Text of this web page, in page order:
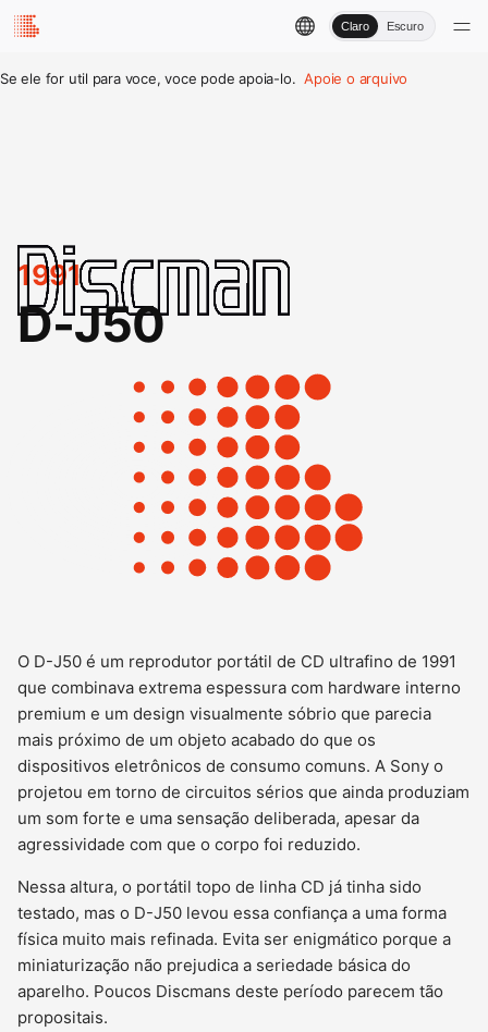
Claro Escuro
Se ele for util para voce, voce pode apoia-lo. Apoie o arquivo
1991
D-J50
O D-J50 é um reprodutor portátil de CD ultrafino de 1991
que combinava extrema espessura com hardware interno
premium e um design visualmente sóbrio que parecia
mais próximo de um objeto acabado do que os
dispositivos eletrônicos de consumo comuns. A Sony o
projetou em torno de circuitos sérios que ainda produziam
um som forte e uma sensação deliberada, apesar da
agressividade com que o corpo foi reduzido.
Nessa altura, o portátil topo de linha CD já tinha sido
testado, mas o D-J50 levou essa confiança a uma forma
física muito mais refinada. Evita ser enigmático porque a
miniaturização não prejudica a seriedade básica do
aparelho. Poucos Discmans deste período parecem tão
propositais.